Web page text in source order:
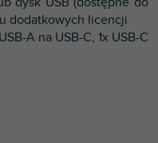
dodatkowych licencji
A na USB-C, 1x USB-C